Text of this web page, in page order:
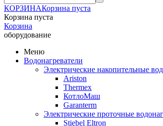
КОРЗИНАКорзина пуста
Корзина пуста
Корзина
оборудование
Меню
Водонагреватели
Электрические накопительные
Ariston
Thermex
КотлоМаш
Garanterm
Электрические проточные
Stiebel Eltron